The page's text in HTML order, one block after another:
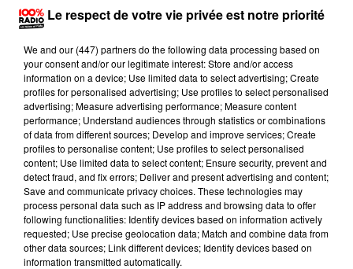
Lecture (4 min 23 sec)
100%
Le respect de votre vie privée est notre priorité
We and our (447) partnersdo the following data processing based on
your consent and/or our legitimate interest: Store and/or access
information on a device; Use limited data to select advertising; Create
profiles for personalised advertising; Use profiles to select personalised
advertising; Measure advertising performance; Measure content
performance; Understand audiences through statistics or combinations
of data from different sources; Develop and improve services; Create
profiles to personalise content; Use profiles to select personalised
content; Use limited data to select content; Ensure security, prevent and
detect fraud, and fix errors; Deliver and present advertising and content;
Save and communicate privacy choices. These technologies may
process personal data such as IP address and browsing data to offer
following functionalities: Identify devices based on information actively
requested; Use precise geolocation data; Match and combine data from
other data sources; Link different devices; Identify devices based on
information transmitted automatically.